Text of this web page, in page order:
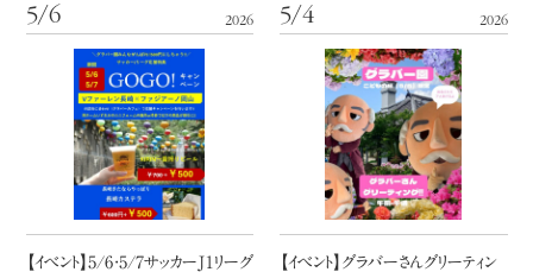
【イベント】5/6・5/7サッカーJ１リーグ
2026
5/6
【イベント】グラバーさんグリーティン
2026
5/4